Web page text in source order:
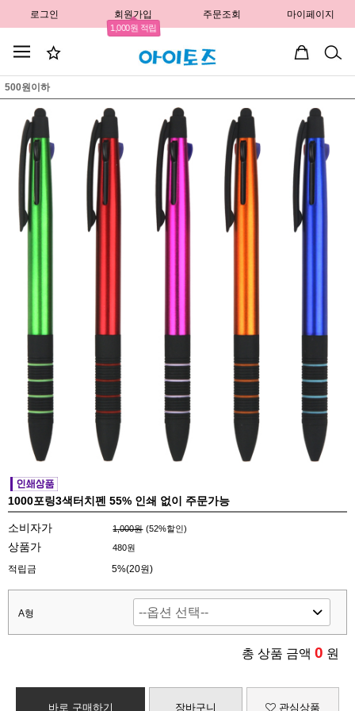
로그인 회원가입
1,000원 적립
주문조회 마이페이지
500원이하
1000포링3색터치펜 55% 인쇄 없이 주문가능
소비자가 1,000원 (52%할인)
상품가 480원
적립금 5%(20원)
A형
총 상품 금액 0 원
바로 구매하기 장바구니 관심상품